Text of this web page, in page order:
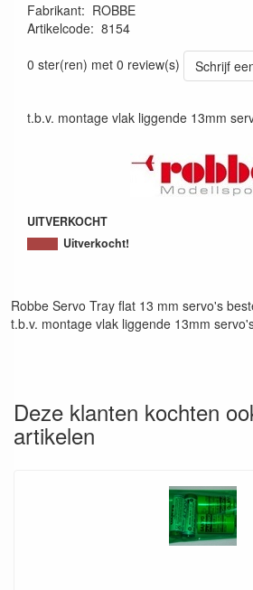
Fabrikant: ROBBE
Artikelcode: 8154
0 ster(ren) met 0 review(s)
Schrijf
t.b.v. montage vlak liggende 13mm
UITVERKOCHT
Uitverkocht!
Robbe Servo Tray flat 13 mm servo's
t.b.v. montage vlak liggende 13mm
Deze klanten kochten
artikelen